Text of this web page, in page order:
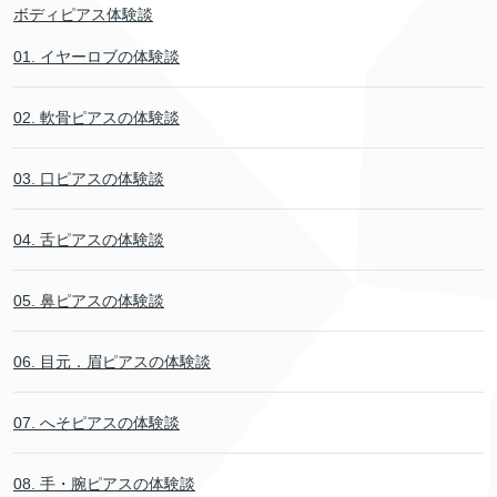
ボディピアス体験談
01. イヤーロブの体験談
02. 軟骨ピアスの体験談
03. 口ピアスの体験談
04. 舌ピアスの体験談
05. 鼻ピアスの体験談
06. 目元．眉ピアスの体験談
07. へそピアスの体験談
08. 手・腕ピアスの体験談